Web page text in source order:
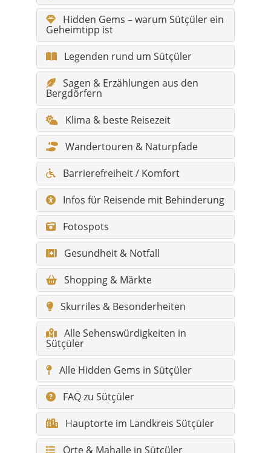
Sagen & Erzählungen aus den
Bergdörfern
Klima & beste Reisezeit
Wandertouren & Naturpfade
Barrierefreiheit / Komfort
Infos für Reisende mit Behinderung
Fotospots
Gesundheit & Notfall
Shopping & Märkte
Skurriles & Besonderheiten
Alle Sehenswürdigkeiten in
Sütçüler
Alle Hidden Gems in Sütçüler
FAQ zu Sütçüler
Hauptorte im Landkreis Sütçüler
Orte & Mahalle in Sütçüler
(vollständige Liste)
Sütçüler auf einen Blick